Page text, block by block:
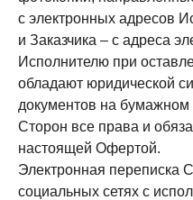
с электронных адресов
и Заказчика – с адреса
Исполнителю при
обладают юридической
документов на бумажном
Сторон все права и
настоящей Офертой.
Электронная переписка
социальных сетях с